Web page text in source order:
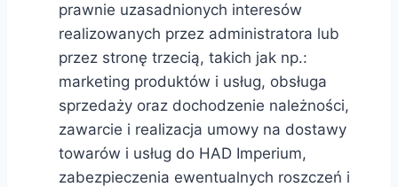
prawnie uzasadnionych interesów
realizowanych przez administratora lub
przez stronę trzecią, takich jak np.:
marketing produktów i usług, obsługa
sprzedaży oraz dochodzenie należności,
zawarcie i realizacja umowy na dostawy
towarów i usług do HAD Imperium,
zabezpieczenia ewentualnych roszczeń i